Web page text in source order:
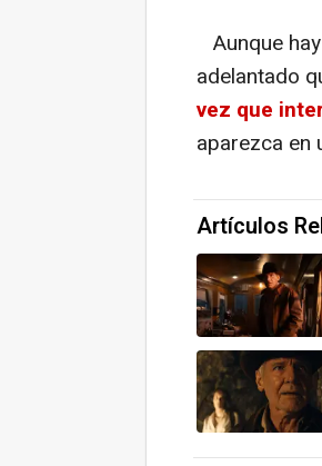
Aunque
adelantado
vez que
aparezca en
Artículos